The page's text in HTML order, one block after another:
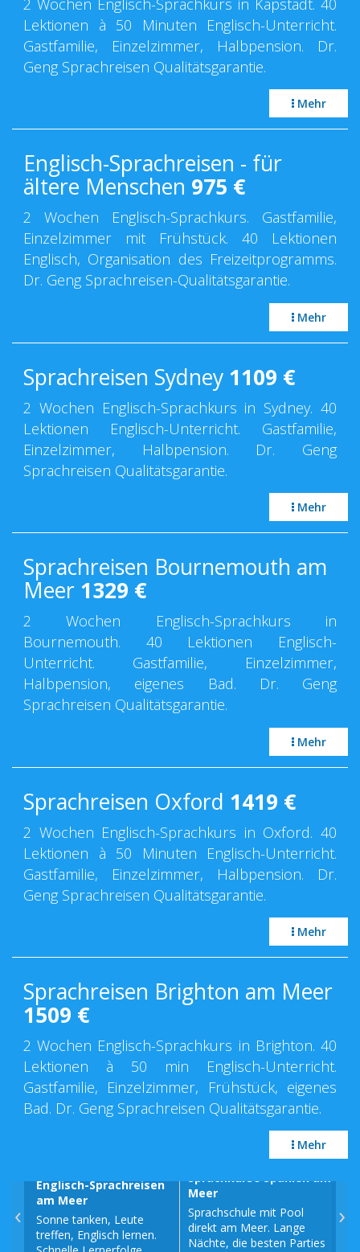
2 Wochen Englisch-Sprachkurs in Kapstadt. 40
Lektionen à 50 Minuten Englisch-Unterricht.
Gastfamilie, Einzelzimmer, Halbpension. Dr.
Geng Sprachreisen Qualitätsgarantie.
Mehr
Englisch-Sprachreisen - für
ältere Menschen 975 €
2 Wochen Englisch-Sprachkurs. Gastfamilie,
Einzelzimmer mit Frühstück. 40 Lektionen
Englisch, Organisation des Freizeitprogramms.
Dr. Geng Sprachreisen-Qualitätsgarantie.
Mehr
Sprachreisen Sydney 1109 €
2 Wochen Englisch-Sprachkurs in Sydney. 40
Lektionen Englisch-Unterricht. Gastfamilie,
Einzelzimmer, Halbpension. Dr. Geng
Sprachreisen Qualitätsgarantie.
Mehr
Sprachreisen Bournemouth am
Meer 1329 €
2 Wochen Englisch-Sprachkurs in
Bournemouth. 40 Lektionen Englisch-
Unterricht. Gastfamilie, Einzelzimmer,
Halbpension, eigenes Bad. Dr. Geng
Sprachreisen Qualitätsgarantie.
Mehr
Sprachreisen Oxford 1419 €
2 Wochen Englisch-Sprachkurs in Oxford. 40
Lektionen à 50 Minuten Englisch-Unterricht.
Gastfamilie, Einzelzimmer, Halbpension. Dr.
Geng Sprachreisen Qualitätsgarantie.
Mehr
Sprachreisen Brighton am Meer
1509 €
2 Wochen Englisch-Sprachkurs in Brighton. 40
Lektionen à 50 min Englisch-Unterricht.
Gastfamilie, Einzelzimmer, Frühstück, eigenes
Bad. Dr. Geng Sprachreisen Qualitätsgarantie.
Mehr
Englisch-Sprachreisen
am Meer
Sonne tanken, Leute
treffen, Englisch lernen.
Sprachkurse Spanien am
Meer
Sprachschule mit Pool
direkt am Meer. Lange
Nächte, die besten Parties
‹ ›